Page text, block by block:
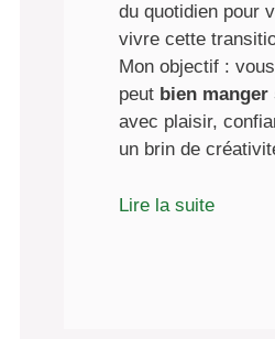
du quotidien pour
vivre cette
Mon objectif :
peut bien
avec plaisir,
un brin de
Lire la suite